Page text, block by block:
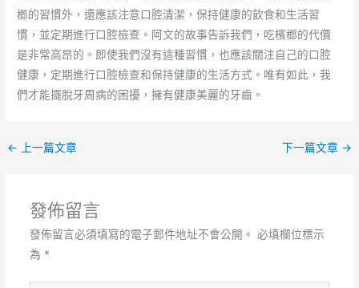
榔的習慣外，還應該注意口腔清潔，保持健康的飲食和生活習
慣，並定期進行口腔檢查。阿文的故事告訴我們，吃檳榔的代價
是非常高昂的。即使我們沒有這種習慣，也應該關注自己的口腔
健康，定期進行口腔檢查和保持健康的生活方式。唯有如此，我
們才能擺脫牙周病的困擾，擁有健康美麗的牙齒。
← 上一篇文章 下一篇文章 →
發佈留言
發佈留言必須填寫的電子郵件地址不會公開。 必填欄位標示
為 *